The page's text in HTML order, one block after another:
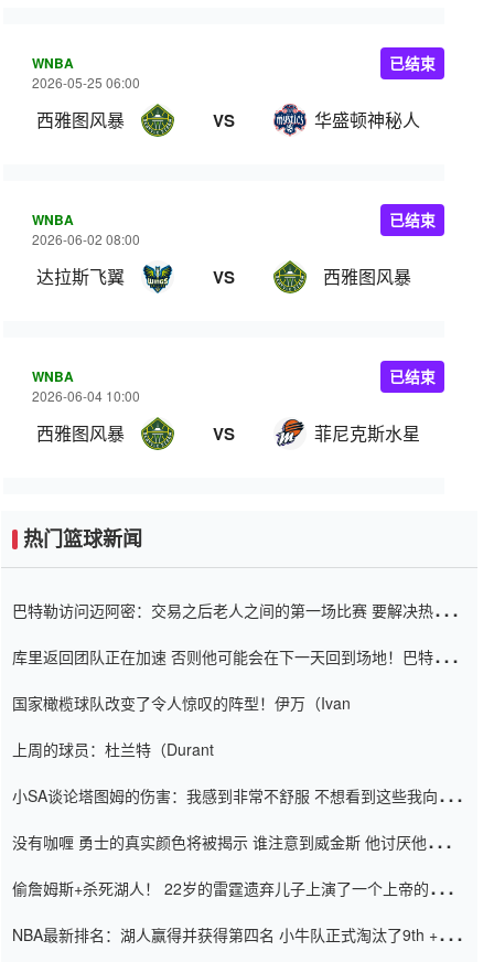
WNBA
2026-05-25 06:00
西雅图风暴 VS 华盛顿神秘人
已结束
WNBA
2026-06-02 08:00
达拉斯飞翼 VS 西雅图风暴
已结束
WNBA
2026-06-04 10:00
西雅图风暴 VS 菲尼克斯水星
已结束
热门篮球新闻
巴特勒访问迈阿密：交易之后老人之间的第一场比赛 要解决热情的
库里返回团队正在加速 否则他可能会在下一天回到场地！巴特勒迈
国家橄榄球队改变了令人惊叹的阵型！伊万（Ivan
上周的球员：杜兰特（Durant
小SA谈论塔图姆的伤害：我感到非常不舒服 不想看到这些我向他
没有咖喱 勇士的真实颜色将被揭示 谁注意到威金斯 他讨厌他的老
偷詹姆斯+杀死湖人！ 22岁的雷霆遗弃儿子上演了一个上帝的剧
NBA最新排名：湖人赢得并获得第四名 小牛队正式淘汰了9th + 76